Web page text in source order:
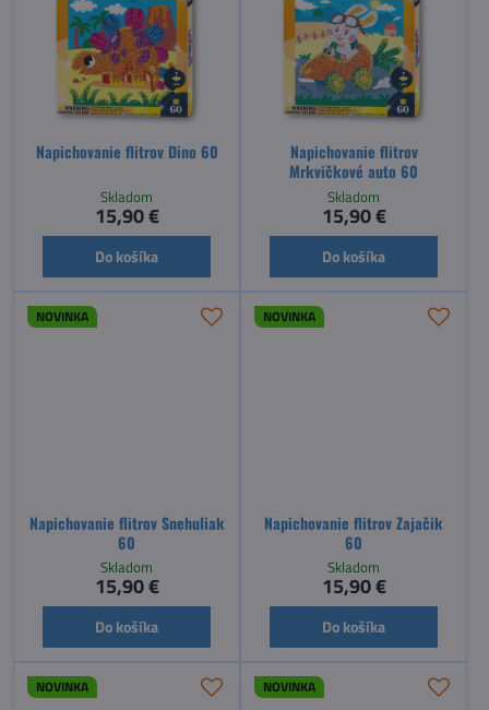
Napichovanie flitrov Dino 60
Skladom
15,90 €
Do košíka
Napichovanie flitrov
Mrkvičkové auto 60
Skladom
15,90 €
Do košíka
NOVINKA
Napichovanie flitrov Snehuliak
60
Skladom
15,90 €
Do košíka
NOVINKA
Napichovanie flitrov Zajačik
60
Skladom
15,90 €
Do košíka
NOVINKA NOVINKA